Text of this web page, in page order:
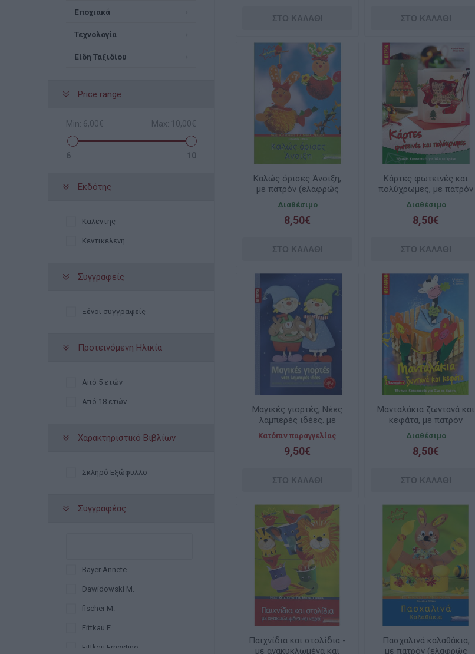
Καλώς όρισες Άνοιξη,
με πατρόν (ελαφρώς
ταλαιπωρημένο)
Διαθέσιμο
8,50€
Κάρτες φωτεινές και
πολύχρωμες, με πατρόν
(ελαφρώς
ταλαιπωρημένο)
Διαθέσιμο
8,50€
Μαγικές γιορτές, Νέες
λαμπερές ιδέες. με
πατρόν (ελαφρώς
ταλαιπωρημένο)
Κατόπιν παραγγελίας
9,50€
Μανταλάκια ζωντανά και
κεφάτα, με πατρόν
(ελαφρώς
ταλαιπωρημένο)
Διαθέσιμο
8,50€
Παιχνίδια και στολίδια -
με ανακυκλωμένα και
Πασχαλινά καλαθάκια,
με πατρόν (ελαφρώς
Εποχιακά
Τεχνολογία
Είδη Ταξιδίου
Price range
Min: 6,00€ Max: 10,00€
6 10
Εκδότης
Καλεντης
Κεντικελενη
Συγγραφείς
Ξένοι συγγραφείς
Προτεινόμενη Ηλικία
Από 5 ετών
Από 18 ετών
Χαρακτηριστικό Βιβλίων
Σκληρό Εξώφυλλο
Συγγραφέας
Bayer Annete
Dawidowski Μ.
fischer M.
Fittkau E.
Fittkau Ernestine